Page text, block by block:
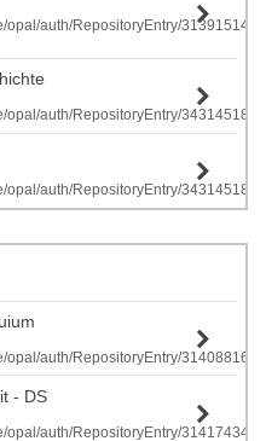
opal/auth/RepositoryEntry/
opal/auth/RepositoryEntry/
opal/auth/RepositoryEntry/
opal/auth/RepositoryEntry/
- DS
opal/auth/RepositoryEntry/